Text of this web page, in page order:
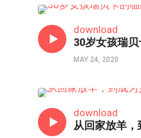
download
30岁女孩瑞
MAY 24, 2020
download
从回家放羊